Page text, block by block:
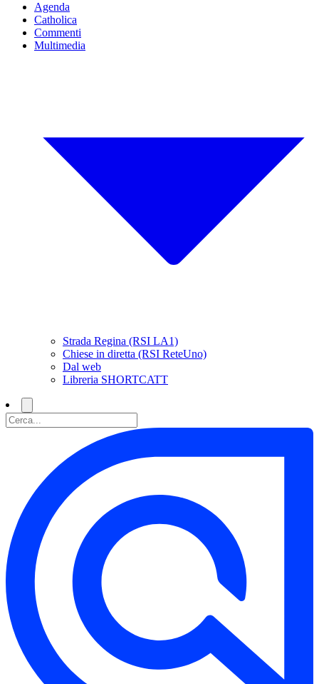
Agenda
Catholica
Commenti
Multimedia
Strada Regina (RSI LA1)
Chiese in diretta (RSI ReteUno)
Dal web
Libreria SHORTCATT